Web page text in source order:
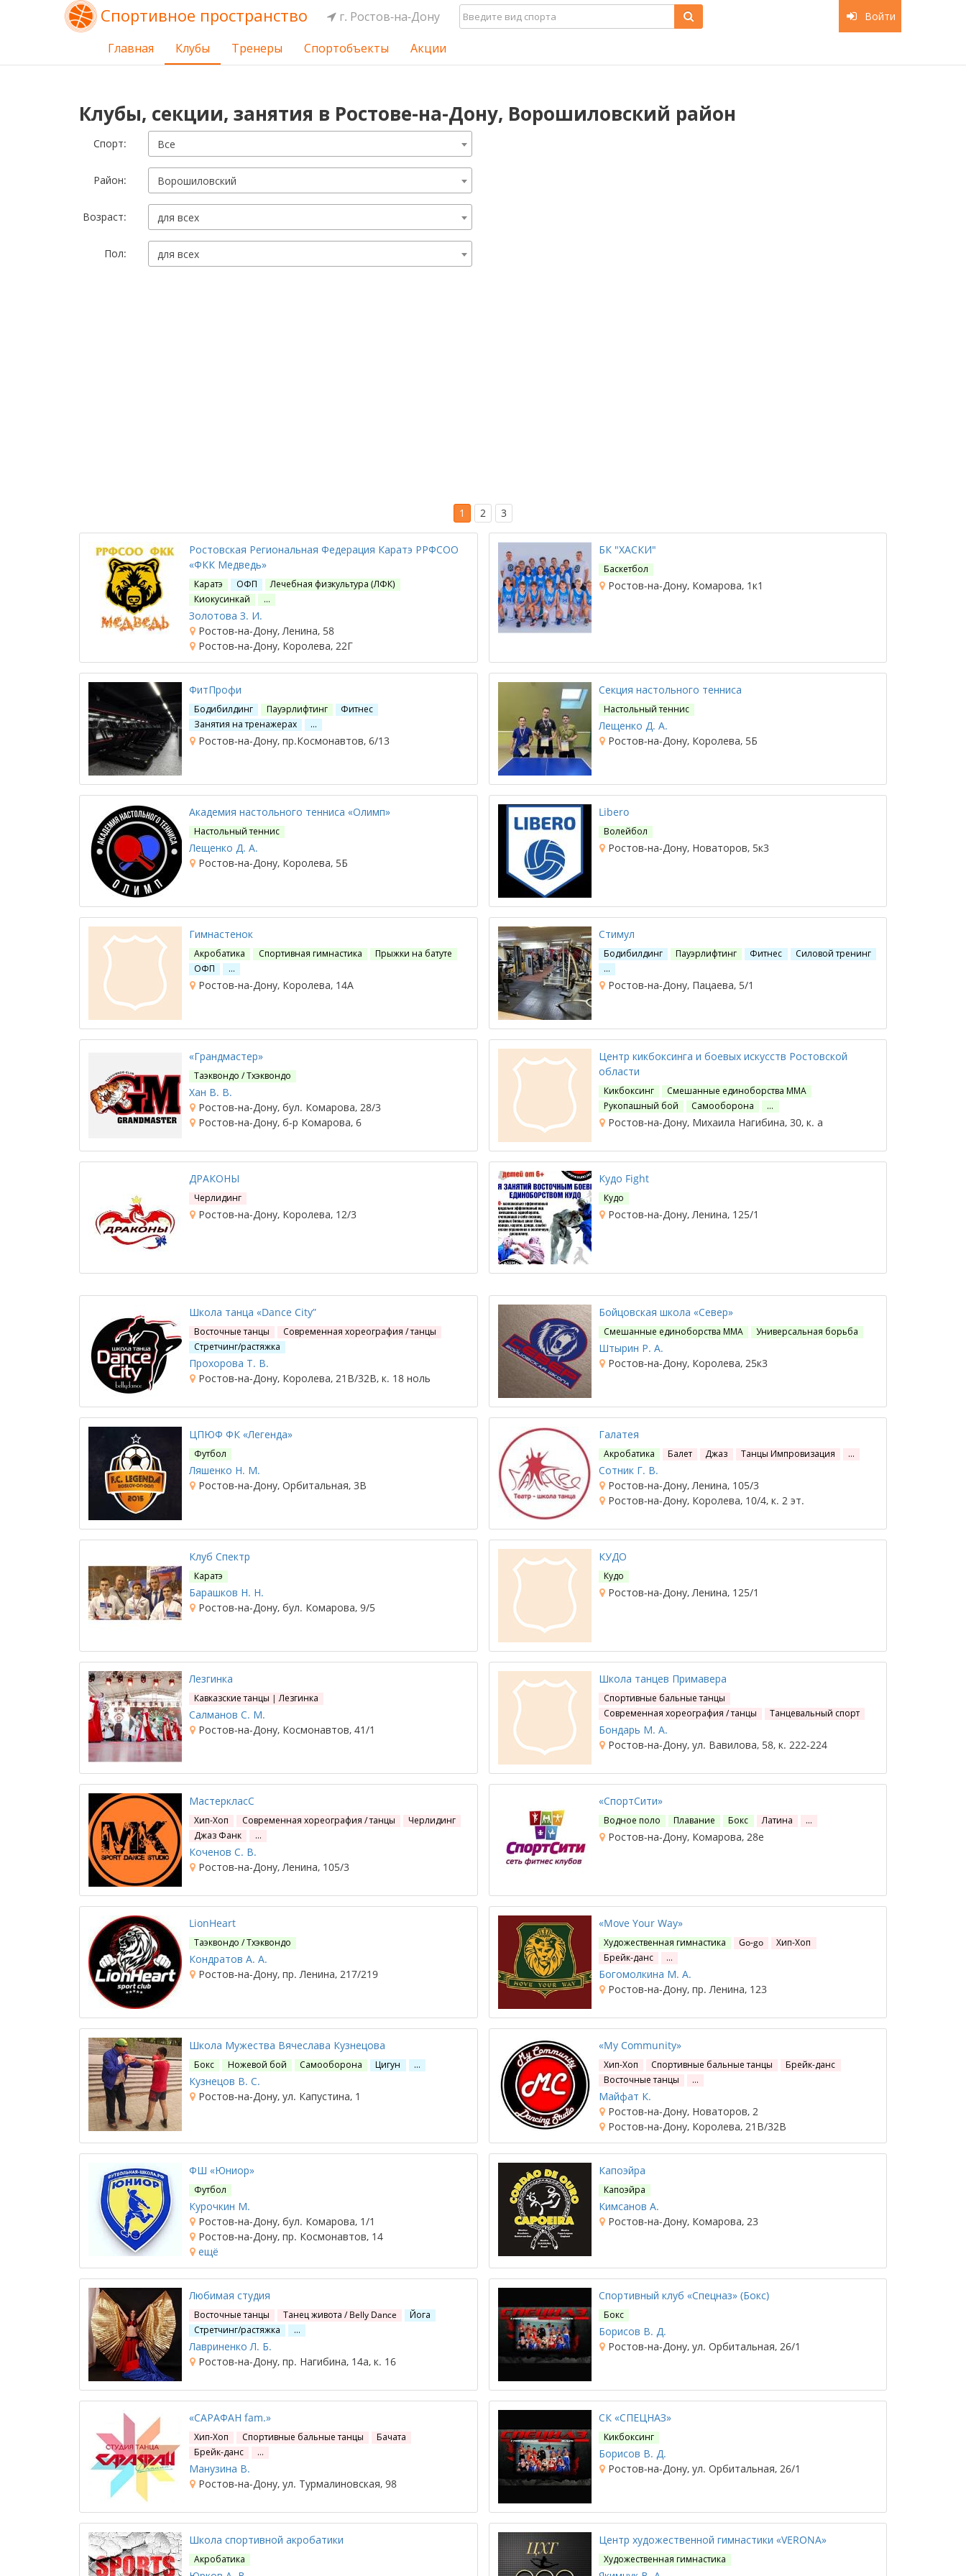
Спортивное пространство Войти
г. Ростов-на-Дону
Главная Клубы Тренеры Спортобъекты Акции
Клубы, секции, занятия в Ростове-на-Дону, Ворошиловский район
Cпорт: Все
Район: Ворошиловский
Возраст: для всех
Пол: для всех
1 2 3
Ростовская Региональная Федерация Каратэ РРФСОО
«ФКК Медведь»
Каратэ ОФП
Лечебная физкультура (ЛФК)
Киокусинкай
…
Золотова З. И.
Ростов-на-Дону, Ленина, 58
Ростов-на-Дону, Королева, 22Г
БК "ХАСКИ"
Баскетбол
Ростов-на-Дону, Комарова, 1к1
ФитПрофи
Бодибилдинг Пауэрлифтинг
Фитнес
Занятия на тренажерах
…
Ростов-на-Дону, пр.Космонавтов, 6/13
Секция настольного тенниса
Настольный теннис
Лещенко Д. А.
Ростов-на-Дону, Королева, 5Б
Академия настольного тенниса «Олимп»
Настольный теннис
Лещенко Д. А.
Ростов-на-Дону, Королева, 5Б
Libero
Волейбол
Ростов-на-Дону, Новаторов, 5к3
Гимнастенок
Акробатика Спортивная гимнастика
Прыжки на батуте
ОФП
…
Ростов-на-Дону, Королева, 14А
Стимул
Бодибилдинг Пауэрлифтинг Фитнес
Силовой тренинг
…
Ростов-на-Дону, Пацаева, 5/1
«Грандмастер»
Таэквондо / Тхэквондо
Хан В. В.
Ростов-на-Дону, бул. Комарова, 28/3
Ростов-на-Дону, б-р Комарова, 6
Центр кикбоксинга и боевых искусств Ростовской
области
Кикбоксинг
Смешанные единоборства ММА
Рукопашный бой
Самооборона …
Ростов-на-Дону, Михаила Нагибина, 30, к. а
ДРАКОНЫ
Черлидинг
Ростов-на-Дону, Королева, 12/3
Кудо Fight
Кудо
Ростов-на-Дону, Ленина, 125/1
Школа танца «Dance City”
Восточные танцы
Современная хореография / танцы
Стретчинг/растяжка
Прохорова Т. В.
Ростов-на-Дону, Королева, 21В/32В, к. 18 ноль
Бойцовская школа «Север»
Смешанные единоборства ММА Универсальная борьба
Штырин Р. А.
Ростов-на-Дону, Королева, 25к3
ЦПЮФ ФК «Легенда»
Футбол
Ляшенко Н. М.
Ростов-на-Дону, Орбитальная, 3В
Галатея
Акробатика Балет Джаз Танцы Импровизация …
Сотник Г. В.
Ростов-на-Дону, Ленина, 105/3
Ростов-на-Дону, Королева, 10/4, к. 2 эт.
Клуб Спектр
Каратэ
Барашков Н. Н.
Ростов-на-Дону, бул. Комарова, 9/5
КУДО
Кудо
Ростов-на-Дону, Ленина, 125/1
Лезгинка
Кавказские танцы | Лезгинка
Салманов С. М.
Ростов-на-Дону, Космонавтов, 41/1
Школа танцев Примавера
Спортивные бальные танцы
Современная хореография / танцы
Танцевальный спорт
Бондарь М. А.
Ростов-на-Дону, ул. Вавилова, 58, к. 222-224
МастеркласС
Хип-Хоп Современная хореография / танцы
Черлидинг
Джаз Фанк
…
Коченов С. В.
Ростов-на-Дону, Ленина, 105/3
«СпортСити»
Водное поло Плавание Бокс Латина …
Ростов-на-Дону, Комарова, 28е
LionHeart
Таэквондо / Тхэквондо
Кондратов А. А.
Ростов-на-Дону, пр. Ленина, 217/219
«Move Your Way»
Художественная гимнастика Go-go
Хип-Хоп
Брейк-данс
…
Богомолкина М. А.
Ростов-на-Дону, пр. Ленина, 123
Школа Мужества Вячеслава Кузнецова
Бокс Ножевой бой Самооборона Цигун …
Кузнецов В. С.
Ростов-на-Дону, ул. Капустина, 1
«My Community»
Хип-Хоп Спортивные бальные танцы
Брейк-данс
Восточные танцы
…
Майфат К.
Ростов-на-Дону, Новаторов, 2
Ростов-на-Дону, Королева, 21В/32В
ФШ «Юниор»
Футбол
Курочкин М.
Ростов-на-Дону, бул. Комарова, 1/1
Ростов-на-Дону, пр. Космонавтов, 14
ещё
Капоэйра
Капоэйра
Кимсанов А.
Ростов-на-Дону, Комарова, 23
Любимая студия
Восточные танцы Танец живота / Belly Dance
Йога
Стретчинг/растяжка
…
Лавриненко Л. Б.
Ростов-на-Дону, пр. Нагибина, 14а, к. 16
Спортивный клуб «Спецназ» (Бокс)
Бокс
Борисов В. Д.
Ростов-на-Дону, ул. Орбитальная, 26/1
«САРАФАН fam.»
Хип-Хоп Спортивные бальные танцы
Бачата
Брейк-данс
…
Манузина В.
Ростов-на-Дону, ул. Турмалиновская, 98
СК «СПЕЦНАЗ»
Кикбоксинг
Борисов В. Д.
Ростов-на-Дону, ул. Орбитальная, 26/1
Школа спортивной акробатики
Акробатика
Центр художественной гимнастики «VERONA»
Художественная гимнастика